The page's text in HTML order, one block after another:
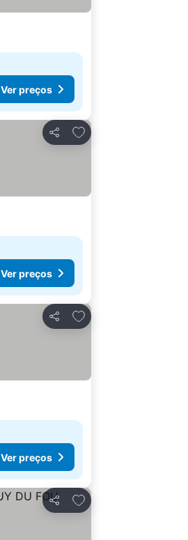
Ver preços
Partilhar
Adicionar aos favoritos
Ver preços
Partilhar
Adicionar aos favoritos
Ver preços
Partilhar
Adicionar aos favoritos